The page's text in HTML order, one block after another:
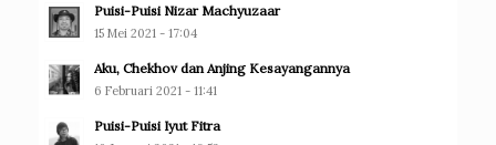
Puisi-Puisi Nizar Machyuzaar
15 Mei 2021 - 17:04
Aku, Chekhov dan Anjing Kesayangannya
6 Februari 2021 - 11:41
Puisi-Puisi Iyut Fitra